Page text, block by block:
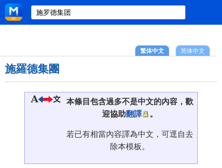
简体中文
繁体中文
施羅德集團
本條目包含過多不是中文的內容，歡
迎協助翻譯 。
若已有相當內容譯為中文，可逕自去
除本模板。